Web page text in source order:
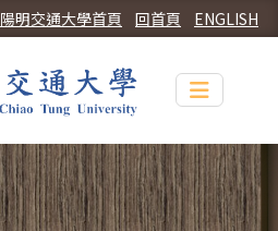
ENGLISH
回首頁
陽明交通大學首頁
Toggle